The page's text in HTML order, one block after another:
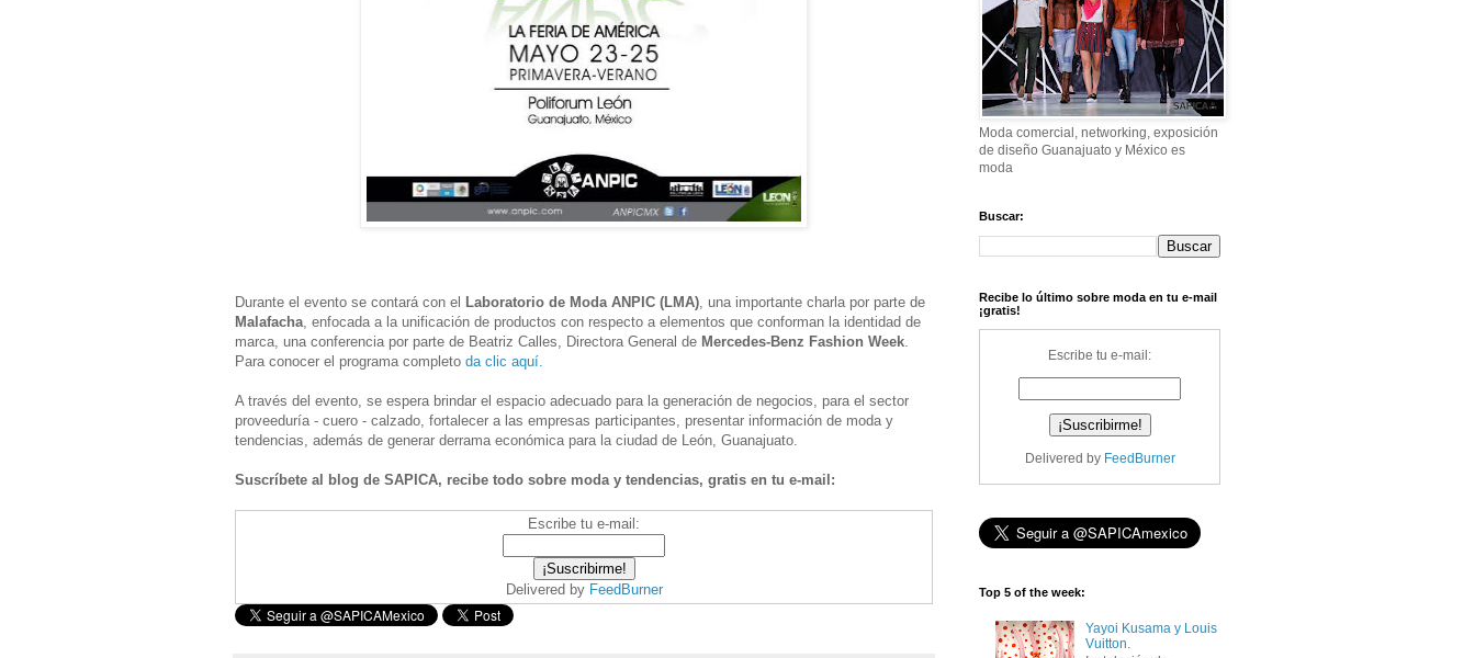
Durante el evento se contará con el Laboratorio de Moda ANPIC (LMA), una importante charla por parte de
Malafacha, enfocada a la unificación de productos con respecto a elementos que conforman la identidad de
marca, una conferencia por parte de Beatriz Calles, Directora General de Mercedes-Benz Fashion Week.
Para conocer el programa completo da clic aquí.
A través del evento, se espera brindar el espacio adecuado para la generación de negocios, para el sector
proveeduría - cuero - calzado, fortalecer a las empresas participantes, presentar información de moda y
tendencias, además de generar derrama económica para la ciudad de León, Guanajuato.
Suscríbete al blog de SAPICA, recibe todo sobre moda y tendencias, gratis en tu e-mail:
Escribe tu e-mail:
Delivered by FeedBurner
Moda comercial, networking, exposición
de diseño Guanajuato y México es
moda
Buscar:
Recibe lo último sobre moda en tu e-mail
¡gratis!
Escribe tu e-mail:
Delivered by FeedBurner
Top 5 of the week:
Yayoi Kusama y Louis
Vuitton.